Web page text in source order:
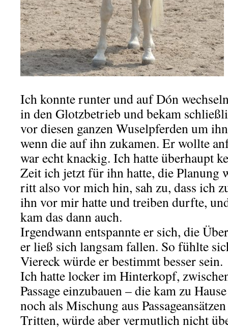
Ich konnte runter und auf Dón
in den Glotzbetrieb und bekam
vor diesen ganzen Wuselpferden um
wenn die auf ihn zukamen. Er wollte
war echt knackig. Ich hatte überhaupt
Zeit ich jetzt für ihn hatte, die Planung
ritt also vor mich hin, sah zu, dass ich
ihn vor mir hatte und treiben durfte,
kam das dann auch.
Irgendwann entspannte er sich, die
er ließ sich langsam fallen. So fühlte
Viereck würde er bestimmt besser sein.
Ich hatte locker im Hinterkopf,
Passage einzubauen – die kam zu
noch als Mischung aus
Tritten, würde aber vermutlich nicht